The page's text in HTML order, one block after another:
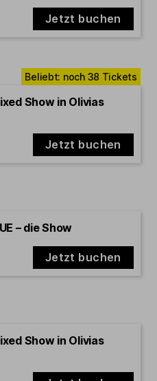
Jetzt buchen
Show in Olivias
Jetzt buchen
– die Show
Jetzt buchen
Show in Olivias